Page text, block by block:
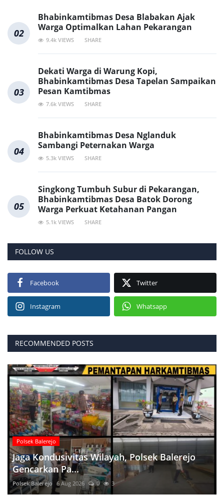
02
Bhabinkamtibmas Desa Blabakan Ajak
Warga Optimalkan Lahan Pekarangan
9.4k VIEWS SHARE
03
Dekati Warga di Warung Kopi,
Bhabinkamtibmas Desa Tapelan Sampaikan
Pesan Kamtibmas
7.6k VIEWS SHARE
04
Bhabinkamtibmas Desa Nglanduk
Sambangi Peternakan Warga
5.3k VIEWS SHARE
05
Singkong Tumbuh Subur di Pekarangan,
Bhabinkamtibmas Desa Batok Dorong
Warga Perkuat Ketahanan Pangan
5.1k VIEWS SHARE
FOLLOW US
Facebook Twitter
Instagram Whatsapp
RECOMMENDED POSTS
Polsek Balerejo
Jaga Kondusivitas Wilayah, Polsek Balerejo
Gencarkan Pa...
Polsek Balerejo 6 Aug 2026 0 3